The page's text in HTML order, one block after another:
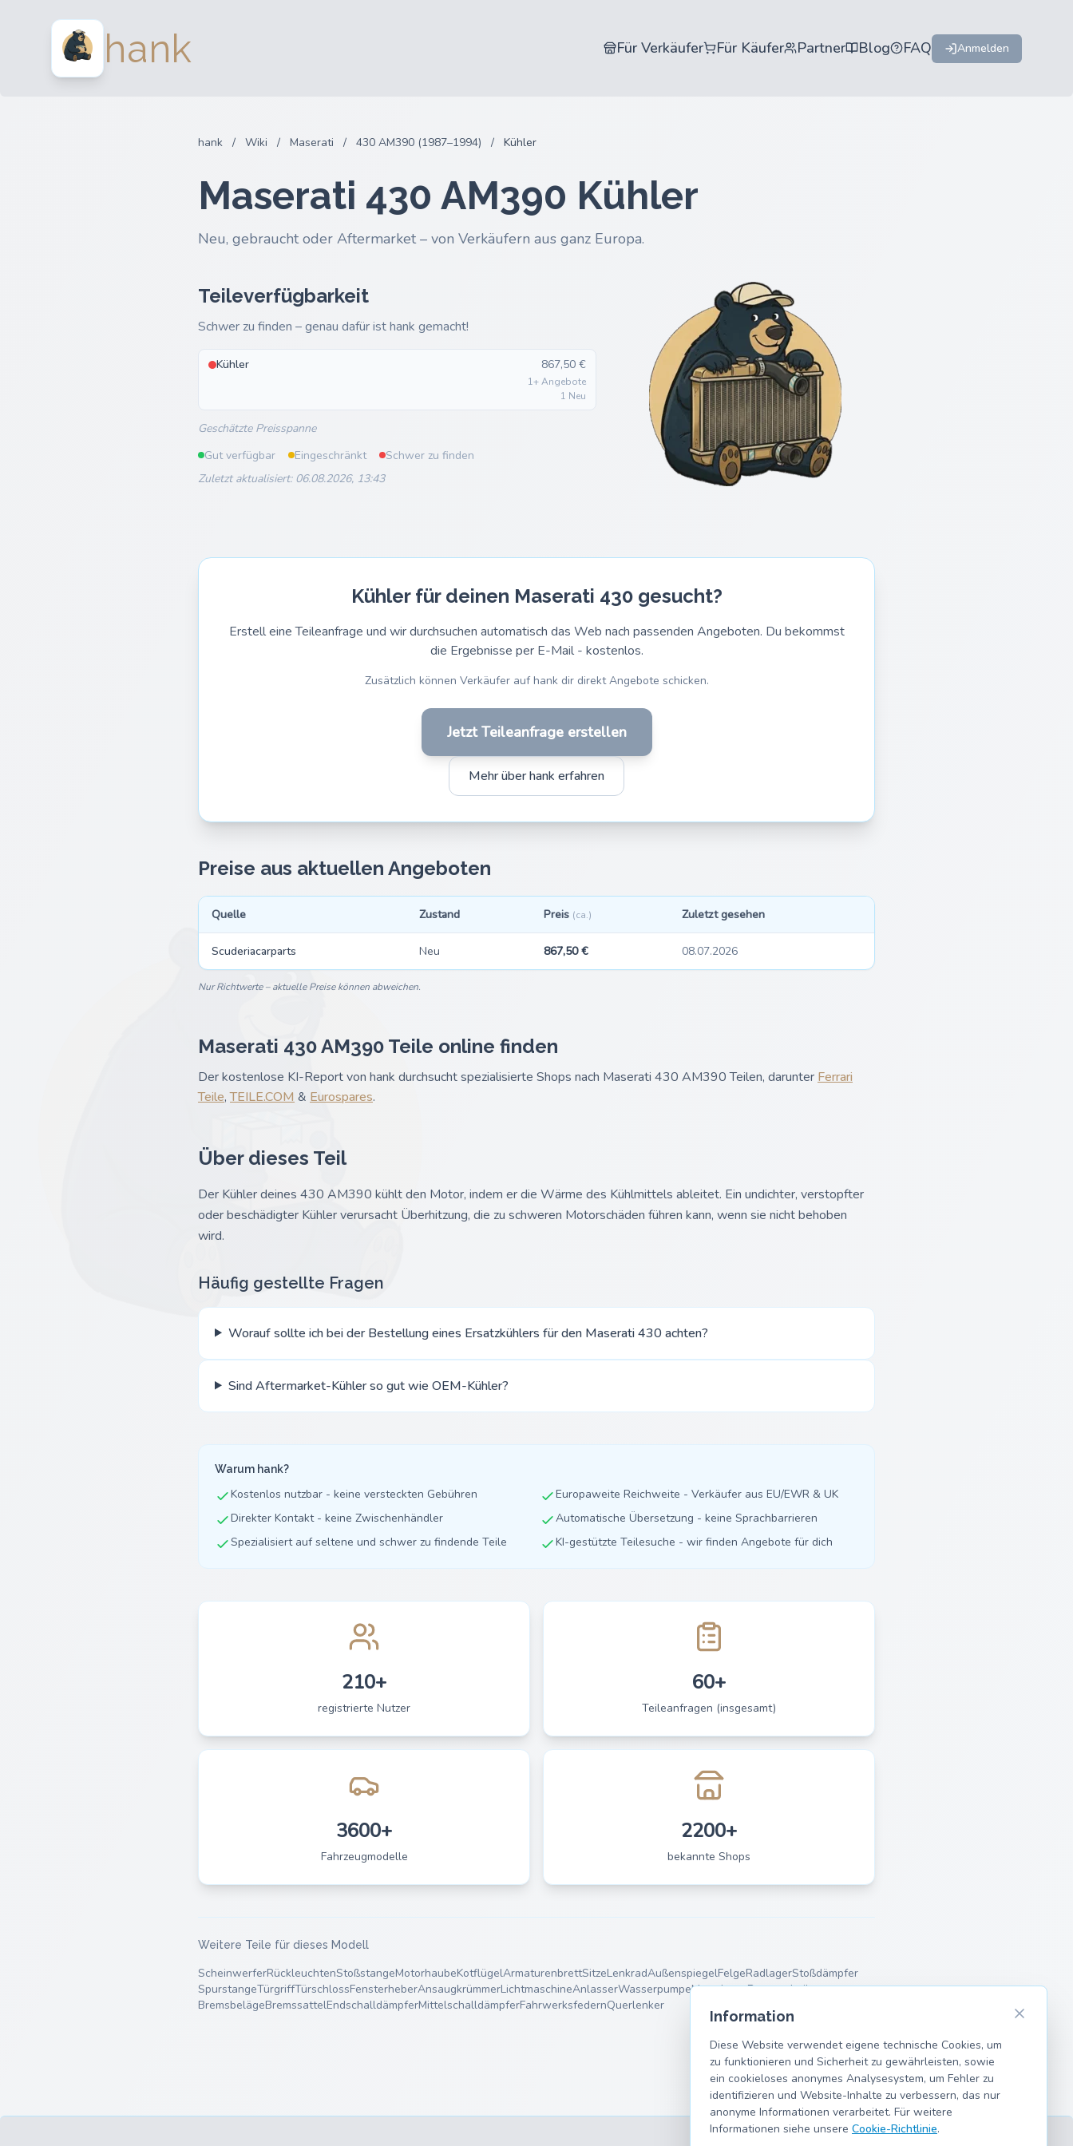
hank Für Verkäufer Für Käufer Partner Blog FAQ Anmelden
hank / Wiki / Maserati / 430 AM390 (1987–1994) / Kühler
Maserati 430 AM390 Kühler
Neu, gebraucht oder Aftermarket – von Verkäufern aus ganz Europa.
Teileverfügbarkeit
Schwer zu finden – genau dafür ist hank gemacht!
Kühler 867,50 €
1+ Angebote
1 Neu
Geschätzte Preisspanne
Gut verfügbar
Eingeschränkt
Schwer zu finden
Zuletzt aktualisiert: 06.08.2026, 13:43
Kühler für deinen Maserati 430 gesucht?
Erstell eine Teileanfrage und wir durchsuchen automatisch das Web nach passenden Angeboten. Du bekommst
die Ergebnisse per E-Mail - kostenlos.
Zusätzlich können Verkäufer auf hank dir direkt Angebote schicken.
Jetzt Teileanfrage erstellen
Mehr über hank erfahren
Preise aus aktuellen Angeboten
Quelle Zustand Preis (ca.) Zuletzt gesehen
Scuderiacarparts Neu 867,50 € 08.07.2026
Nur Richtwerte – aktuelle Preise können abweichen.
Maserati 430 AM390 Teile online finden
Der kostenlose KI-Report von hank durchsucht spezialisierte Shops nach Maserati 430 AM390 Teilen, darunter Ferrari
Teile,TEILE.COM & Eurospares.
Über dieses Teil
Der Kühler deines 430 AM390 kühlt den Motor, indem er die Wärme des Kühlmittels ableitet. Ein undichter, verstopfter
oder beschädigter Kühler verursacht Überhitzung, die zu schweren Motorschäden führen kann, wenn sie nicht behoben
wird.
Häufig gestellte Fragen
Worauf sollte ich bei der Bestellung eines Ersatzkühlers für den Maserati 430 achten?
Sind Aftermarket-Kühler so gut wie OEM-Kühler?
Warum hank?
Kostenlos nutzbar - keine versteckten Gebühren
Europaweite Reichweite - Verkäufer aus EU/EWR & UK
Direkter Kontakt - keine Zwischenhändler
Automatische Übersetzung - keine Sprachbarrieren
Spezialisiert auf seltene und schwer zu findende Teile
KI-gestützte Teilesuche - wir finden Angebote für dich
210+
registrierte Nutzer
60+
Teileanfragen (insgesamt)
3600+
Fahrzeugmodelle
2200+
bekannte Shops
Weitere Teile für dieses Modell
ScheinwerferRückleuchtenStoßstangeMotorhaubeKotflügelArmaturenbrettSitzeLenkradAußenspiegelFelgeRadlagerStoßdämpfer
SpurstangeTürgriffTürschlossFensterheberAnsaugkrümmerLichtmaschineAnlasserWasserpumpeMotorlagerBremsscheiben
BremsbelägeBremssattelEndschalldämpferMittelschalldämpferFahrwerksfedernQuerlenker
Information
Diese Website verwendet eigene technische Cookies, um
zu funktionieren und Sicherheit zu gewährleisten, sowie
ein cookieloses anonymes Analysesystem, um Fehler zu
identifizieren und Website-Inhalte zu verbessern, das nur
anonyme Informationen verarbeitet. Für weitere
Informationen siehe unsere Cookie-Richtlinie.